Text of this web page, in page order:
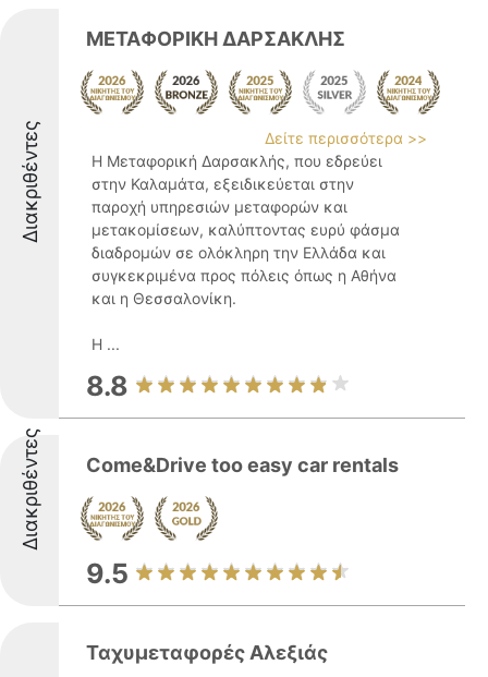
Διακριθέντες
ΜΕΤΑΦΟΡΙΚΗ ΔΑΡΣΑΚΛΗΣ
Δείτε περισσότερα >>
Η Μεταφορική Δαρσακλής, που εδρεύει
στην Καλαμάτα, εξειδικεύεται στην
παροχή υπηρεσιών μεταφορών και
μετακομίσεων, καλύπτοντας ευρύ φάσμα
διαδρομών σε ολόκληρη την Ελλάδα και
συγκεκριμένα προς πόλεις όπως η Αθήνα
και η Θεσσαλονίκη.
Η ...
8.8
Διακριθέντες Come&Drive too easy car rentals
9.5
Ταχυμεταφορές Αλεξιάς